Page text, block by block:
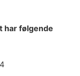
har følgende